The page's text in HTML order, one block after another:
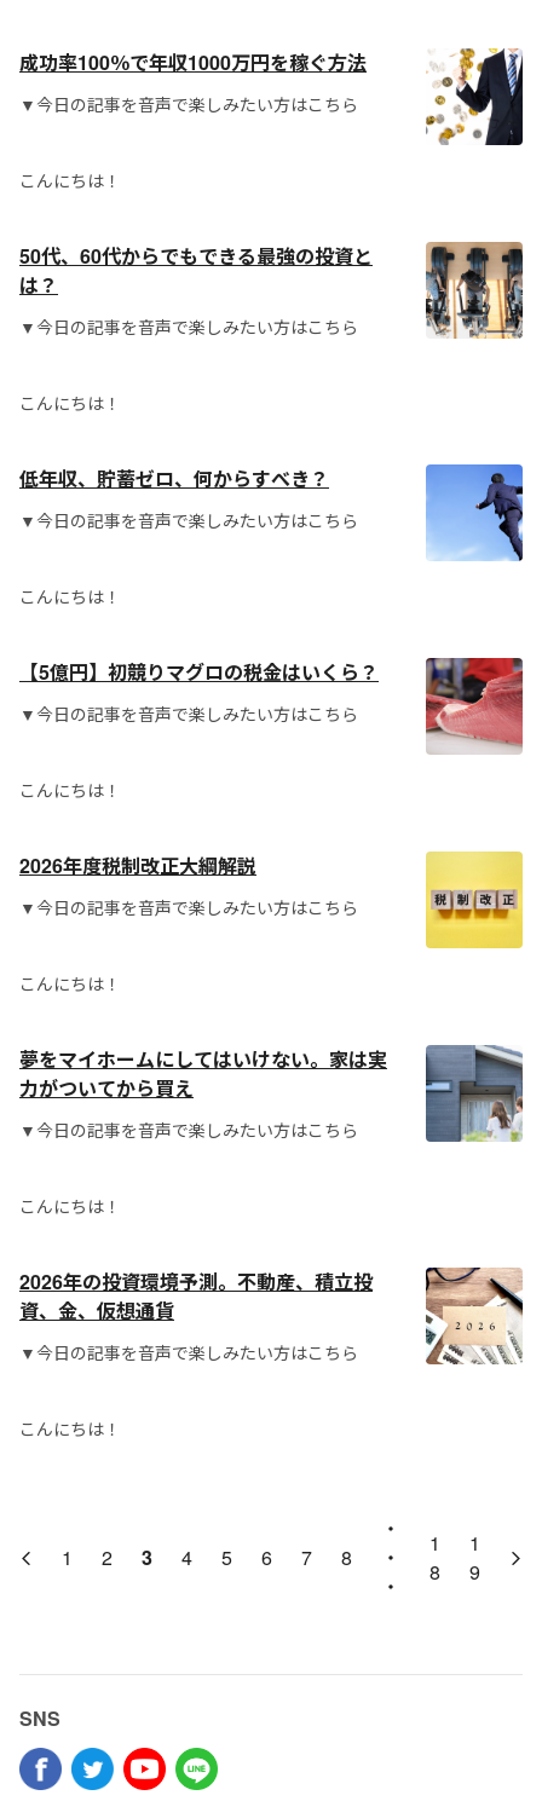
成功率100％で年収1000万円を稼ぐ方法
▼今日の記事を音声で楽しみたい方はこちら
こんにちは！
50代、60代からでもできる最強の投資と
は？
▼今日の記事を音声で楽しみたい方はこちら
こんにちは！
低年収、貯蓄ゼロ、何からすべき？
▼今日の記事を音声で楽しみたい方はこちら
こんにちは！
【5億円】初競りマグロの税金はいくら？
▼今日の記事を音声で楽しみたい方はこちら
こんにちは！
2026年度税制改正大綱解説
▼今日の記事を音声で楽しみたい方はこちら
こんにちは！
夢をマイホームにしてはいけない。家は実
力がついてから買え
▼今日の記事を音声で楽しみたい方はこちら
こんにちは！
2026年の投資環境予測。不動産、積立投
資、金、仮想通貨
▼今日の記事を音声で楽しみたい方はこちら
こんにちは！
1 2 3 4 5 6 7 8
・
・
・
1
8
1
9
SNS